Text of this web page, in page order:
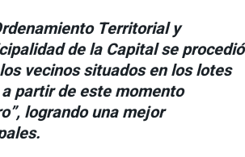
Territorial y
de la Capital se procedió
vecinos situados en los lotes
partir de este momento
logrando una mejor